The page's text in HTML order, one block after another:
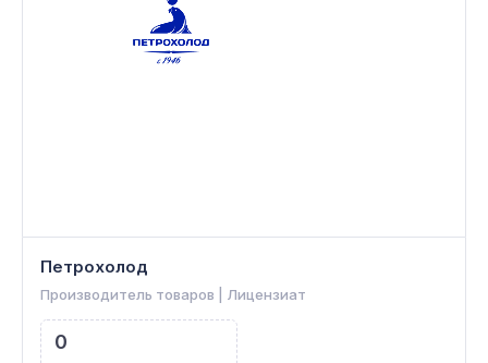
Петрохолод
Производитель товаров | Лицензиат
0